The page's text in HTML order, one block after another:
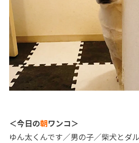
＜今日の朝ワンコ＞
ゆん太くんです／男の子／柴犬とダ